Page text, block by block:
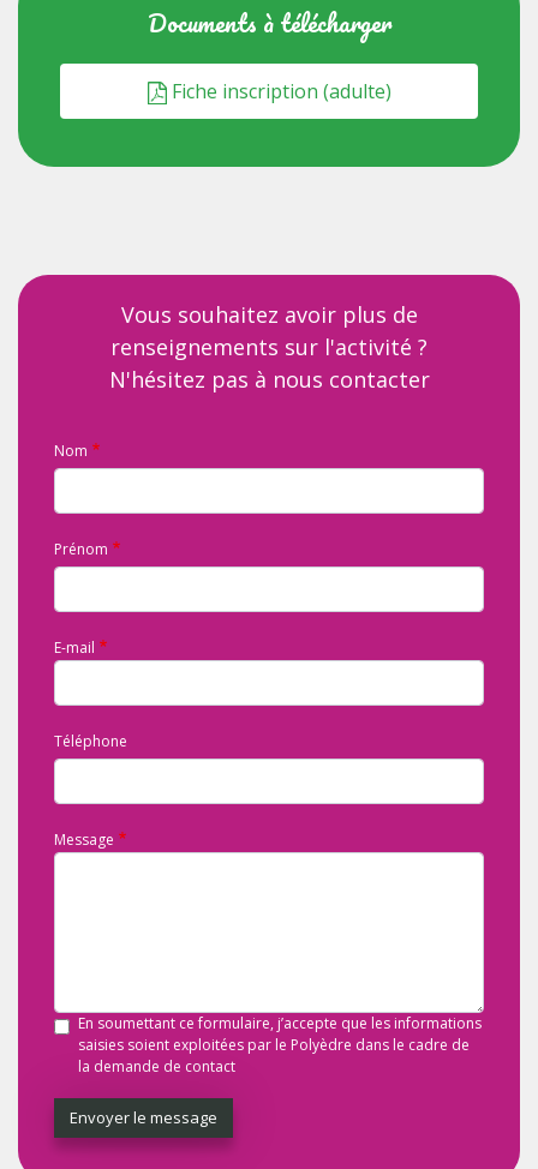
Documents à télécharger
Fiche inscription (adulte)
Vous souhaitez avoir plus de
renseignements sur l'activité ?
N'hésitez pas à nous contacter
Nom
Prénom
E-mail
Téléphone
Message
En soumettant ce formulaire, j’accepte que les informations
saisies soient exploitées par le Polyèdre dans le cadre de
la demande de contact
Envoyer le message